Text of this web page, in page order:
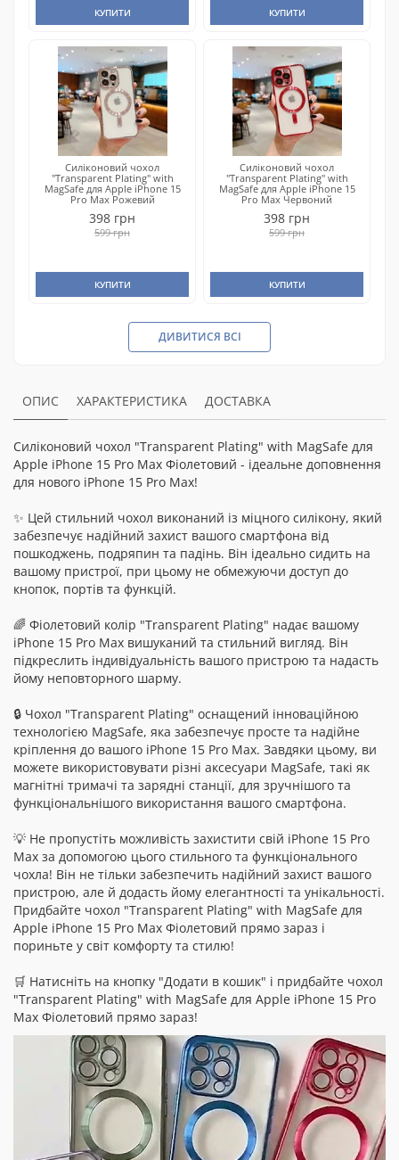
КУПИТИ КУПИТИ
Силіконовий чохол
"Transparent Plating" with
MagSafe для Apple iPhone 15
Pro Max Рожевий
398 грн
599 грн
КУПИТИ
Силіконовий чохол
"Transparent Plating" with
MagSafe для Apple iPhone 15
Pro Max Червоний
398 грн
599 грн
КУПИТИ
ДИВИТИСЯ ВСІ
ОПИС ХАРАКТЕРИСТИКА ДОСТАВКА
Силіконовий чохол "Transparent Plating" with MagSafe для
Apple iPhone 15 Pro Max Фіолетовий - ідеальне доповнення
для нового iPhone 15 Pro Max!
✨ Цей стильний чохол виконаний із міцного силікону, який
забезпечує надійний захист вашого смартфона від
пошкоджень, подряпин та падінь. Він ідеально сидить на
вашому пристрої, при цьому не обмежуючи доступ до
кнопок, портів та функцій.
🌈 Фіолетовий колір "Transparent Plating" надає вашому
iPhone 15 Pro Max вишуканий та стильний вигляд. Він
підкреслить індивідуальність вашого пристрою та надасть
йому неповторного шарму.
🔒 Чохол "Transparent Plating" оснащений інноваційною
технологією MagSafe, яка забезпечує просте та надійне
кріплення до вашого iPhone 15 Pro Max. Завдяки цьому, ви
можете використовувати різні аксесуари MagSafe, такі як
магнітні тримачі та зарядні станції, для зручнішого та
функціональнішого використання вашого смартфона.
💡 Не пропустіть можливість захистити свій iPhone 15 Pro
Max за допомогою цього стильного та функціонального
чохла! Він не тільки забезпечить надійний захист вашого
пристрою, але й додасть йому елегантності та унікальності.
Придбайте чохол "Transparent Plating" with MagSafe для
Apple iPhone 15 Pro Max Фіолетовий прямо зараз і
пориньте у світ комфорту та стилю!
🛒 Натисніть на кнопку "Додати в кошик" і придбайте чохол
"Transparent Plating" with MagSafe для Apple iPhone 15 Pro
Max Фіолетовий прямо зараз!